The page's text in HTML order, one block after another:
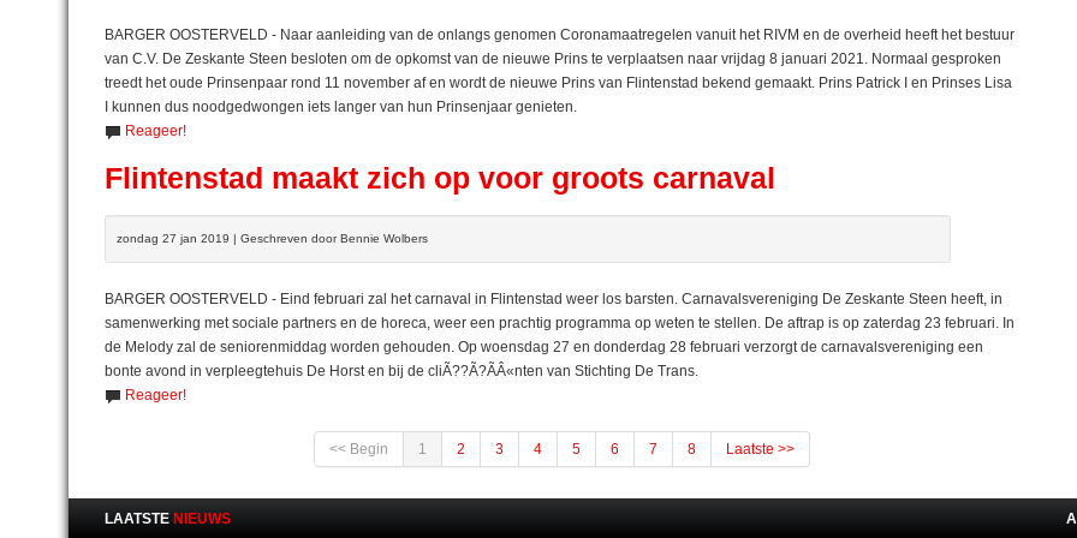
BARGER OOSTERVELD - Naar aanleiding van de onlangs genomen Coronamaatregelen vanuit het RIVM en de overheid heeft het bestuur
van C.V. De Zeskante Steen besloten om de opkomst van de nieuwe Prins te verplaatsen naar vrijdag 8 januari 2021. Normaal gesproken
treedt het oude Prinsenpaar rond 11 november af en wordt de nieuwe Prins van Flintenstad bekend gemaakt. Prins Patrick I en Prinses Lisa
I kunnen dus noodgedwongen iets langer van hun Prinsenjaar genieten.
Reageer!
Flintenstad maakt zich op voor groots carnaval
zondag 27 jan 2019 | Geschreven door Bennie Wolbers
BARGER OOSTERVELD - Eind februari zal het carnaval in Flintenstad weer los barsten. Carnavalsvereniging De Zeskante Steen heeft, in
samenwerking met sociale partners en de horeca, weer een prachtig programma op weten te stellen. De aftrap is op zaterdag 23 februari. In
de Melody zal de seniorenmiddag worden gehouden. Op woensdag 27 en donderdag 28 februari verzorgt de carnavalsvereniging een
bonte avond in verpleegtehuis De Horst en bij de cliÃ??Ã?ÃÂ«nten van Stichting De Trans.
Reageer!
<< Begin 1 2 3 4 5 6 7 8 Laatste >>
LAATSTE NIEUWS